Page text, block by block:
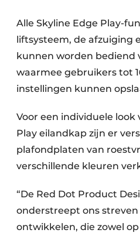
Alle Skyline Edge Play-
liftsysteem, de afzuiging
kunnen worden bediend
waarmee gebruikers tot
instellingen kunnen
Voor een individuele look
Play eilandkap zijn er
plafondplaten van
verschillende kleuren
“De Red Dot Product
onderstreept ons
ontwikkelen, die zowel